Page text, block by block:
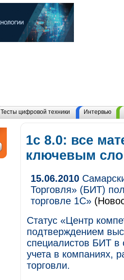
Тесты цифровой техники Интервью
1с 8.0: все
ключевым
15.06.2010
Торговля» (БИТ)
торговле 1С»
Статус «Центр
подтверждением
специалистов БИТ в
учета в компаниях,
торговли.